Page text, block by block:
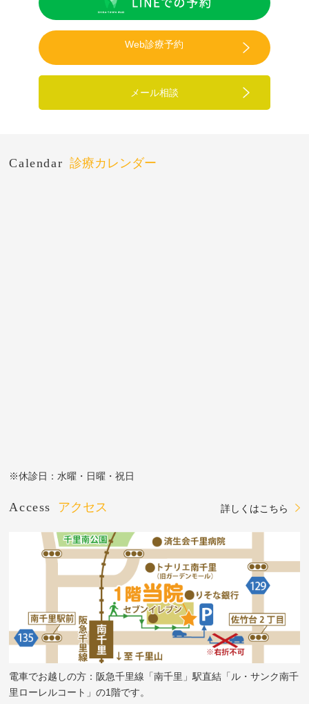
Web診療予約
メール相談
Calendar 診療カレンダー
※休診日：水曜・日曜・祝日
Access アクセス 詳しくはこちら
電車でお越しの方：阪急千里線「南千里」駅直結「ル・サンク南千
里ローレルコート」の1階です。